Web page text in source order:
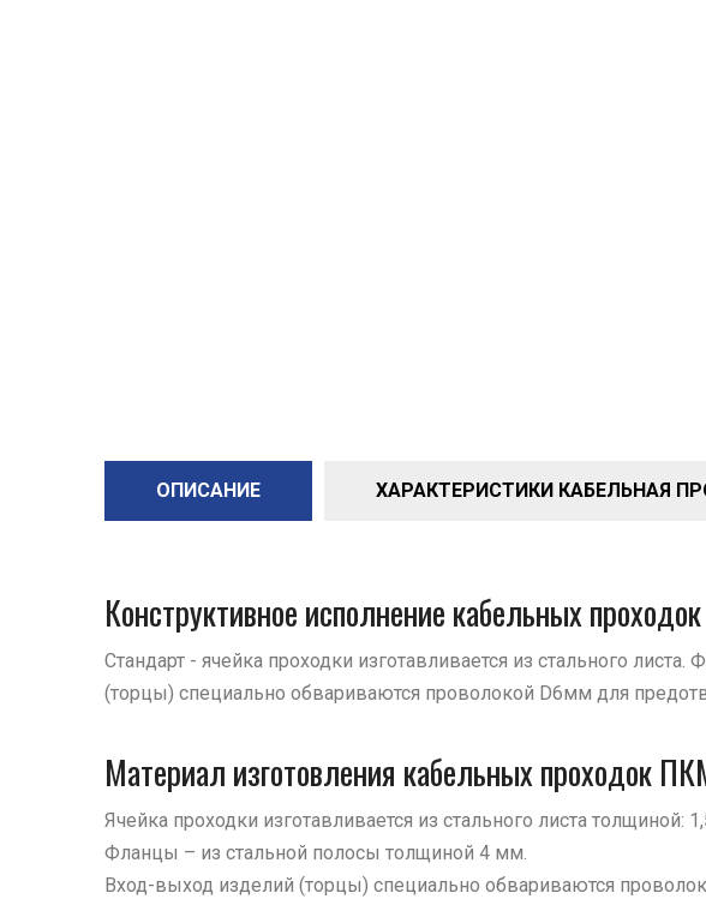
ОПИСАНИЕ ХАРАКТЕРИСТИКИ КАБЕЛЬНАЯ
Конструктивное исполнение кабельных
Стандарт - ячейка проходки изготавливается из стального
(торцы) специально обвариваются проволокой D6мм для
Материал изготовления кабельных проходок
Ячейка проходки изготавливается из стального листа
Фланцы – из стальной полосы толщиной 4 мм.
Вход-выход изделий (торцы) специально обвариваются